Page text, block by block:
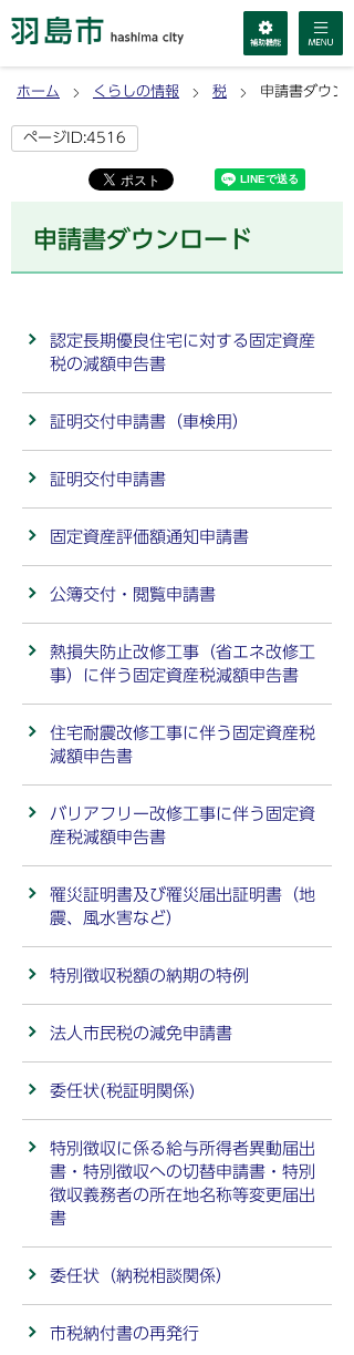
ホーム くらしの情報 税 申請書ダウン
ページID:4516
申請書ダウンロード
認定長期優良住宅に対する固定資産
税の減額申告書
証明交付申請書（車検用）
証明交付申請書
固定資産評価額通知申請書
公簿交付・閲覧申請書
熱損失防止改修工事（省エネ改修工
事）に伴う固定資産税減額申告書
住宅耐震改修工事に伴う固定資産税
減額申告書
バリアフリー改修工事に伴う固定資
産税減額申告書
罹災証明書及び罹災届出証明書（地
震、風水害など）
特別徴収税額の納期の特例
法人市民税の減免申請書
委任状(税証明関係)
特別徴収に係る給与所得者異動届出
書・特別徴収への切替申請書・特別
徴収義務者の所在地名称等変更届出
書
委任状（納税相談関係）
市税納付書の再発行